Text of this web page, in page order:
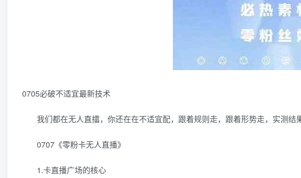
0705必破不适宜最新技术
我们都在无人直擂，你还在在不适宜配，跟着规则走，跟着形势走，实测结
0707《零粉卡无人直播》
1.卡‮播直‬广场的核心